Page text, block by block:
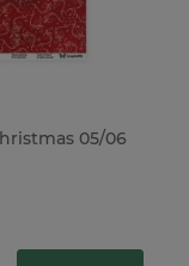
05/06